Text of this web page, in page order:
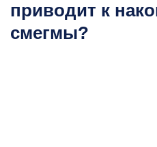
приводит к
смегмы?